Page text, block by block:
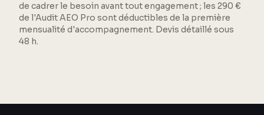
de cadrer le besoin avant tout engagement ; les 290 €
de l'Audit AEO Pro sont déductibles de la première
mensualité d'accompagnement. Devis détaillé sous
48 h.